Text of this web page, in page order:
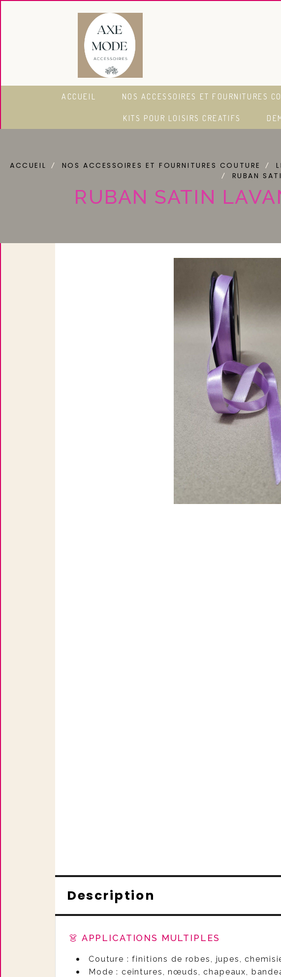
ACCUEIL NOS ACCESSOIRES ET FOURNITURES
KITS POUR LOISIRS CREATIFS
ACCUEIL NOS ACCESSOIRES ET FOURNITURES COUTURE
RUBAN
RUBAN SATIN
Description
👗 APPLICATIONS MULTIPLES
Couture : finitions de robes, jupes,
Mode : ceintures, nœuds, chapeaux,
Panneau de gestion des cookies